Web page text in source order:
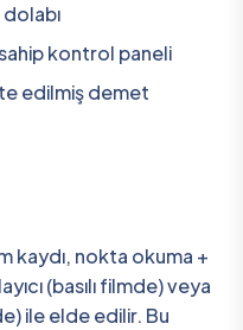
kontrol paneli
edilmiş demet
kaydı, nokta okuma +
(basılı filmde) veya
ile elde edilir. Bu